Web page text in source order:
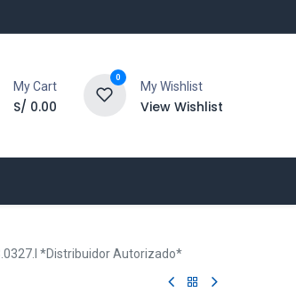
My Cart
S/ 0.00
0
My Wishlist
View Wishlist
*Distribuidor Autorizado*